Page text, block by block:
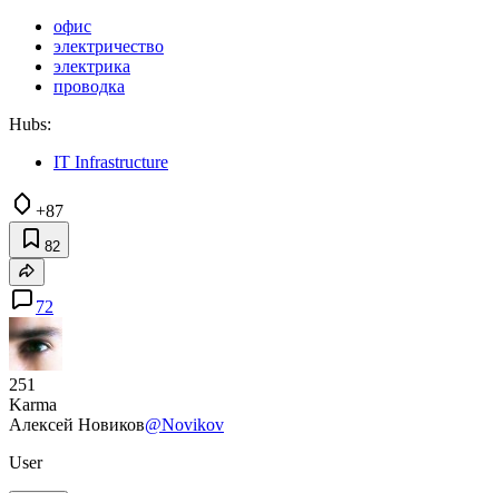
офис
электричество
электрика
проводка
Hubs:
IT Infrastructure
+87
82
72
251
Karma
Алексей Новиков@Novikov
User